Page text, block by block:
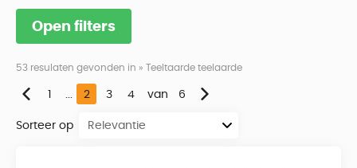
Open filters
53 resulaten gevonden in » Teeltaarde teelaarde
... 2 3 4 van 6
Sorteer op